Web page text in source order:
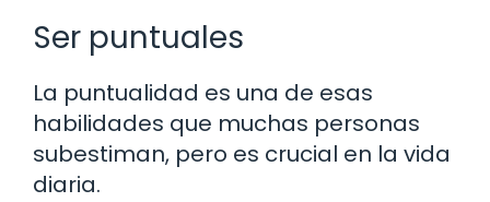
Ser puntuales
La puntualidad es una de esas
habilidades que muchas personas
subestiman, pero es crucial en la vida
diaria.